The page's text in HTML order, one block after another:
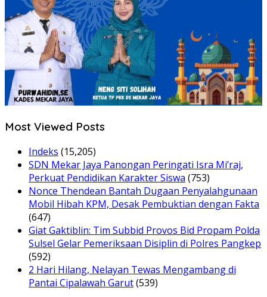
Most Viewed Posts
Indeks (15,205)
SDN Mekar Jaya Panongan Peringati Isra Mi’raj,
Perkuat Pendidikan Karakter Siswa (753)
Nonce Thendean Bantah Dugaan Penyalahgunaan
Mobil Hibah KPM, Desak Pembuktian dengan Fakta
(647)
Giat Gaktiblin: Tim Subbid Provos Bid Propam Polda
Sulsel Gelar Pemeriksaan Disiplin di Polres Pangkep
(592)
2 Hari Hilang, Nelayan Tewas Mengambang di
Pantai Cipalawah Garut(539)